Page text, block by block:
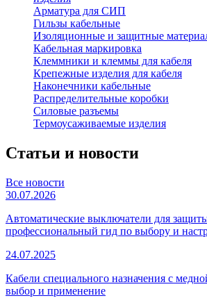
Арматура для СИП
Гильзы кабельные
Изоляционные и защитные
Кабельная маркировка
Клеммники и клеммы для кабеля
Крепежные изделия для кабеля
Наконечники кабельные
Распределительные коробки
Силовые разъемы
Термоусаживаемые изделия
Статьи и новости
Все новости
30.07.2026
Автоматические выключатели для
профессиональный гид по выбору и
24.07.2025
Кабели специального назначения с
выбор и применение